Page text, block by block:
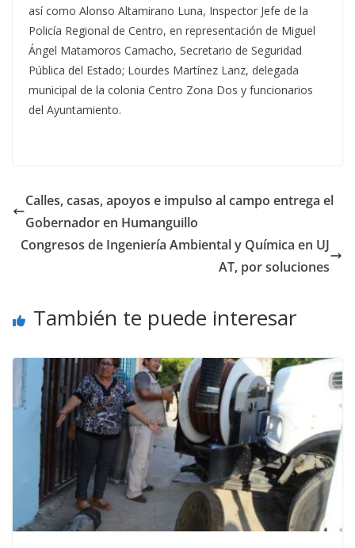
así como Alonso Altamirano Luna, Inspector Jefe de la
Policía Regional de Centro, en representación de Miguel
Ángel Matamoros Camacho, Secretario de Seguridad
Pública del Estado; Lourdes Martínez Lanz, delegada
municipal de la colonia Centro Zona Dos y funcionarios
del Ayuntamiento.
Calles, casas, apoyos e impulso al campo entrega el
Gobernador en Humanguillo
Congresos de Ingeniería Ambiental y Química en UJ
AT, por soluciones
También te puede interesar